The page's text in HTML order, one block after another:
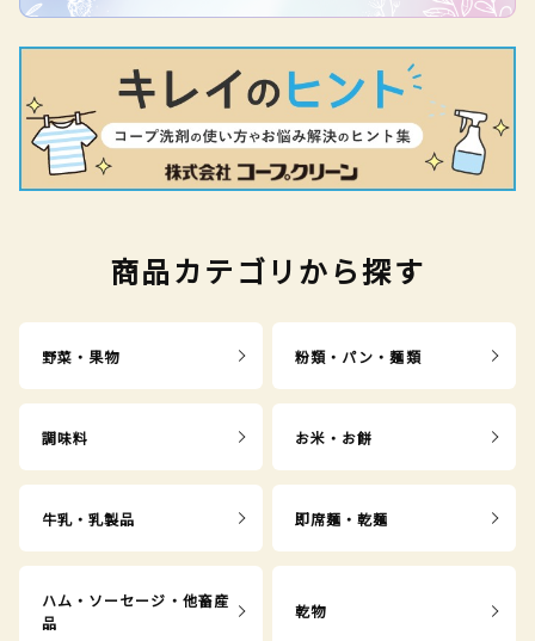
商品カテゴリから探す
野菜・果物 粉類・パン・麺類
調味料 お米・お餅
牛乳・乳製品 即席麺・乾麺
ハム・ソーセージ・他畜産
品
乾物